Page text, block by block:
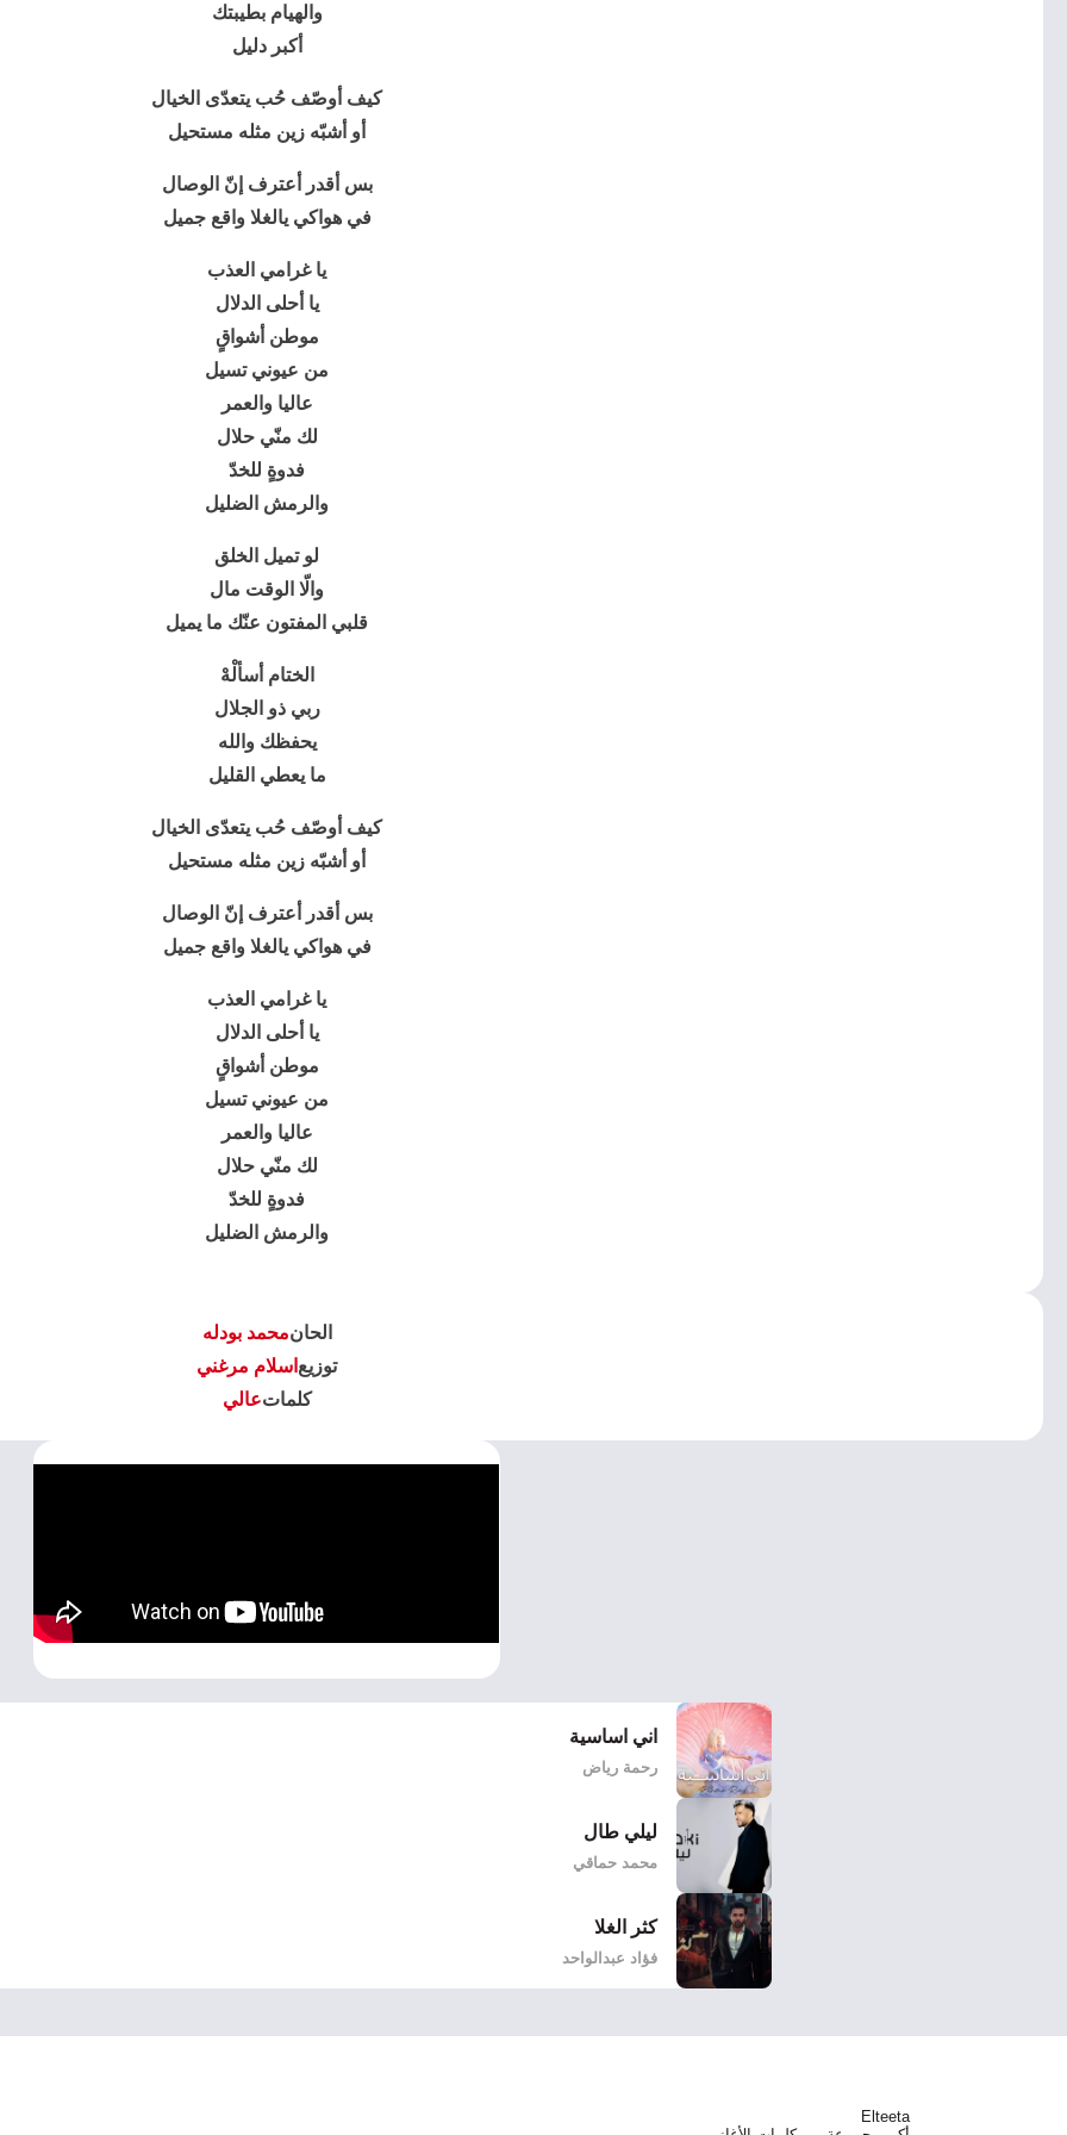
والهيام بطيبتك
أكبر دليل
كيف أوصّف حُب يتعدّى الخيال
أو أشبّه زين مثله مستحيل
بس أقدر أعترف إنّ الوصال
في هواكي يالغلا واقع جميل
يا غرامي العذب
يا أحلى الدلال
موطن أشواقٍ
من عيوني تسيل
عاليا والعمر
لك منّي حلال
فدوةٍ للخدّ
والرمش الضليل
لو تميل الخلق
والّا الوقت مال
قلبي المفتون عنّك ما يميل
الختام أسألْهْ
ربي ذو الجلال
يحفظك والله
ما يعطي القليل
كيف أوصّف حُب يتعدّى الخيال
أو أشبّه زين مثله مستحيل
بس أقدر أعترف إنّ الوصال
في هواكي يالغلا واقع جميل
يا غرامي العذب
يا أحلى الدلال
موطن أشواقٍ
من عيوني تسيل
عاليا والعمر
لك منّي حلال
فدوةٍ للخدّ
والرمش الضليل
الحانمحمد بودله
توزيع اسلام مرغني
كلماتعالي
اني اساسية
رحمة رياض
ليلي طال
محمد حماقي
كثر الغلا
فؤاد عبدالواحد
Elteeta